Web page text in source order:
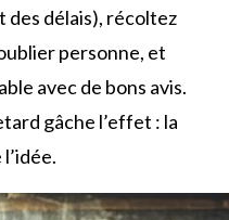
des délais), récoltez
personne, et
avec de bons avis.
gâche l’effet : la